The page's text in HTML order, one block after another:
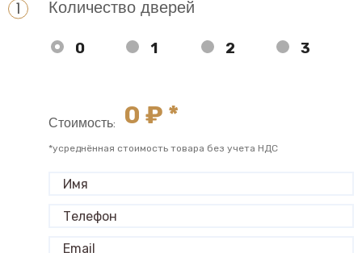
Количество дверей
0 1 2 3
Стоимость: 0 ₽ *
*усреднённая стоимость товара без учета НДС